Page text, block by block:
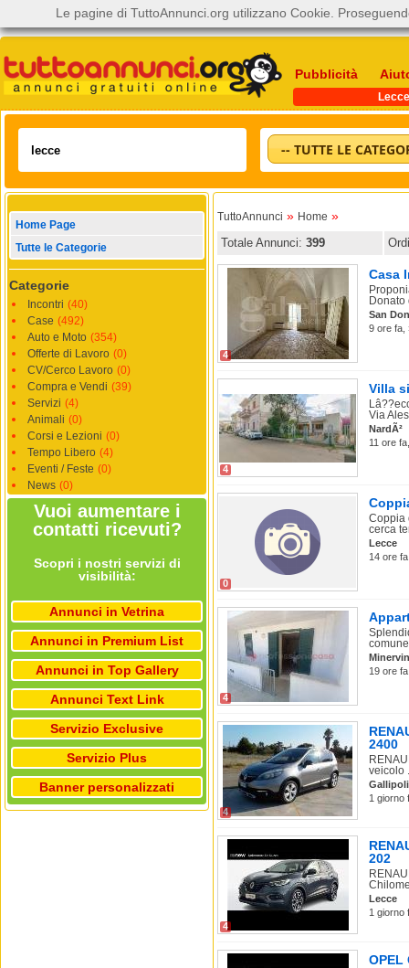
Pubblicità
Lecce
-- TUTTE LE
Home Page
Tutte le Categorie
Categorie
Incontri (40)
Case (492)
Auto e Moto (354)
Offerte di Lavoro (0)
CV/Cerco Lavoro (0)
Compra e Vendi (39)
Servizi (4)
Animali (0)
Corsi e Lezioni (0)
Tempo Libero (4)
Eventi / Feste (0)
News (0)
Vuoi aumentare i
contatti ricevuti?
Scopri i nostri servizi di
visibilità:
Annunci in Vetrina
Annunci in Premium List
Annunci in Top Gallery
Annunci Text Link
Servizio Exclusive
Servizio Plus
Banner personalizzati
TuttoAnnunci » Home »
Totale Annunci: 399
4
Casa
Donato
San
9 ore fa,
4
Villa
Via
NardÃ²
11 ore
0
Coppia
cerca
Lecce
14 ore
4
19 ore
4
2400
veicolo
Gallipoli
1 giorno
4
202
Lecce
1 giorno
OPEL
Le pagine di TuttoAnnunci.org utilizzano Cookie.